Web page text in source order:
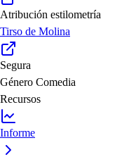
Atribución estilometría
Tirso de Molina
Segura
Género Comedia
Recursos
Informe